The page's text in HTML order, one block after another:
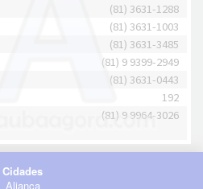
(81) 3631-1288
(81) 3631-1003
(81) 3631-3485
(81) 9 9399-2949
(81) 3631-0443
192
(81) 9 9964-3026
Cidades
Aliança